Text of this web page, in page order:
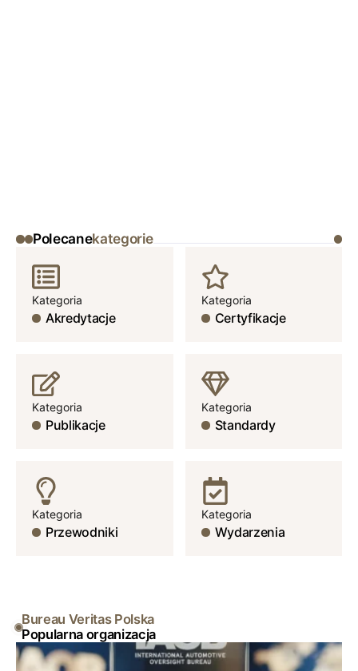
Polecanekategorie
Kategoria
Akredytacje
Kategoria
Certyfikacje
Kategoria
Publikacje
Kategoria
Standardy
Kategoria
Przewodniki
Kategoria
Wydarzenia
Popularna organizacja
Bureau Veritas Polska